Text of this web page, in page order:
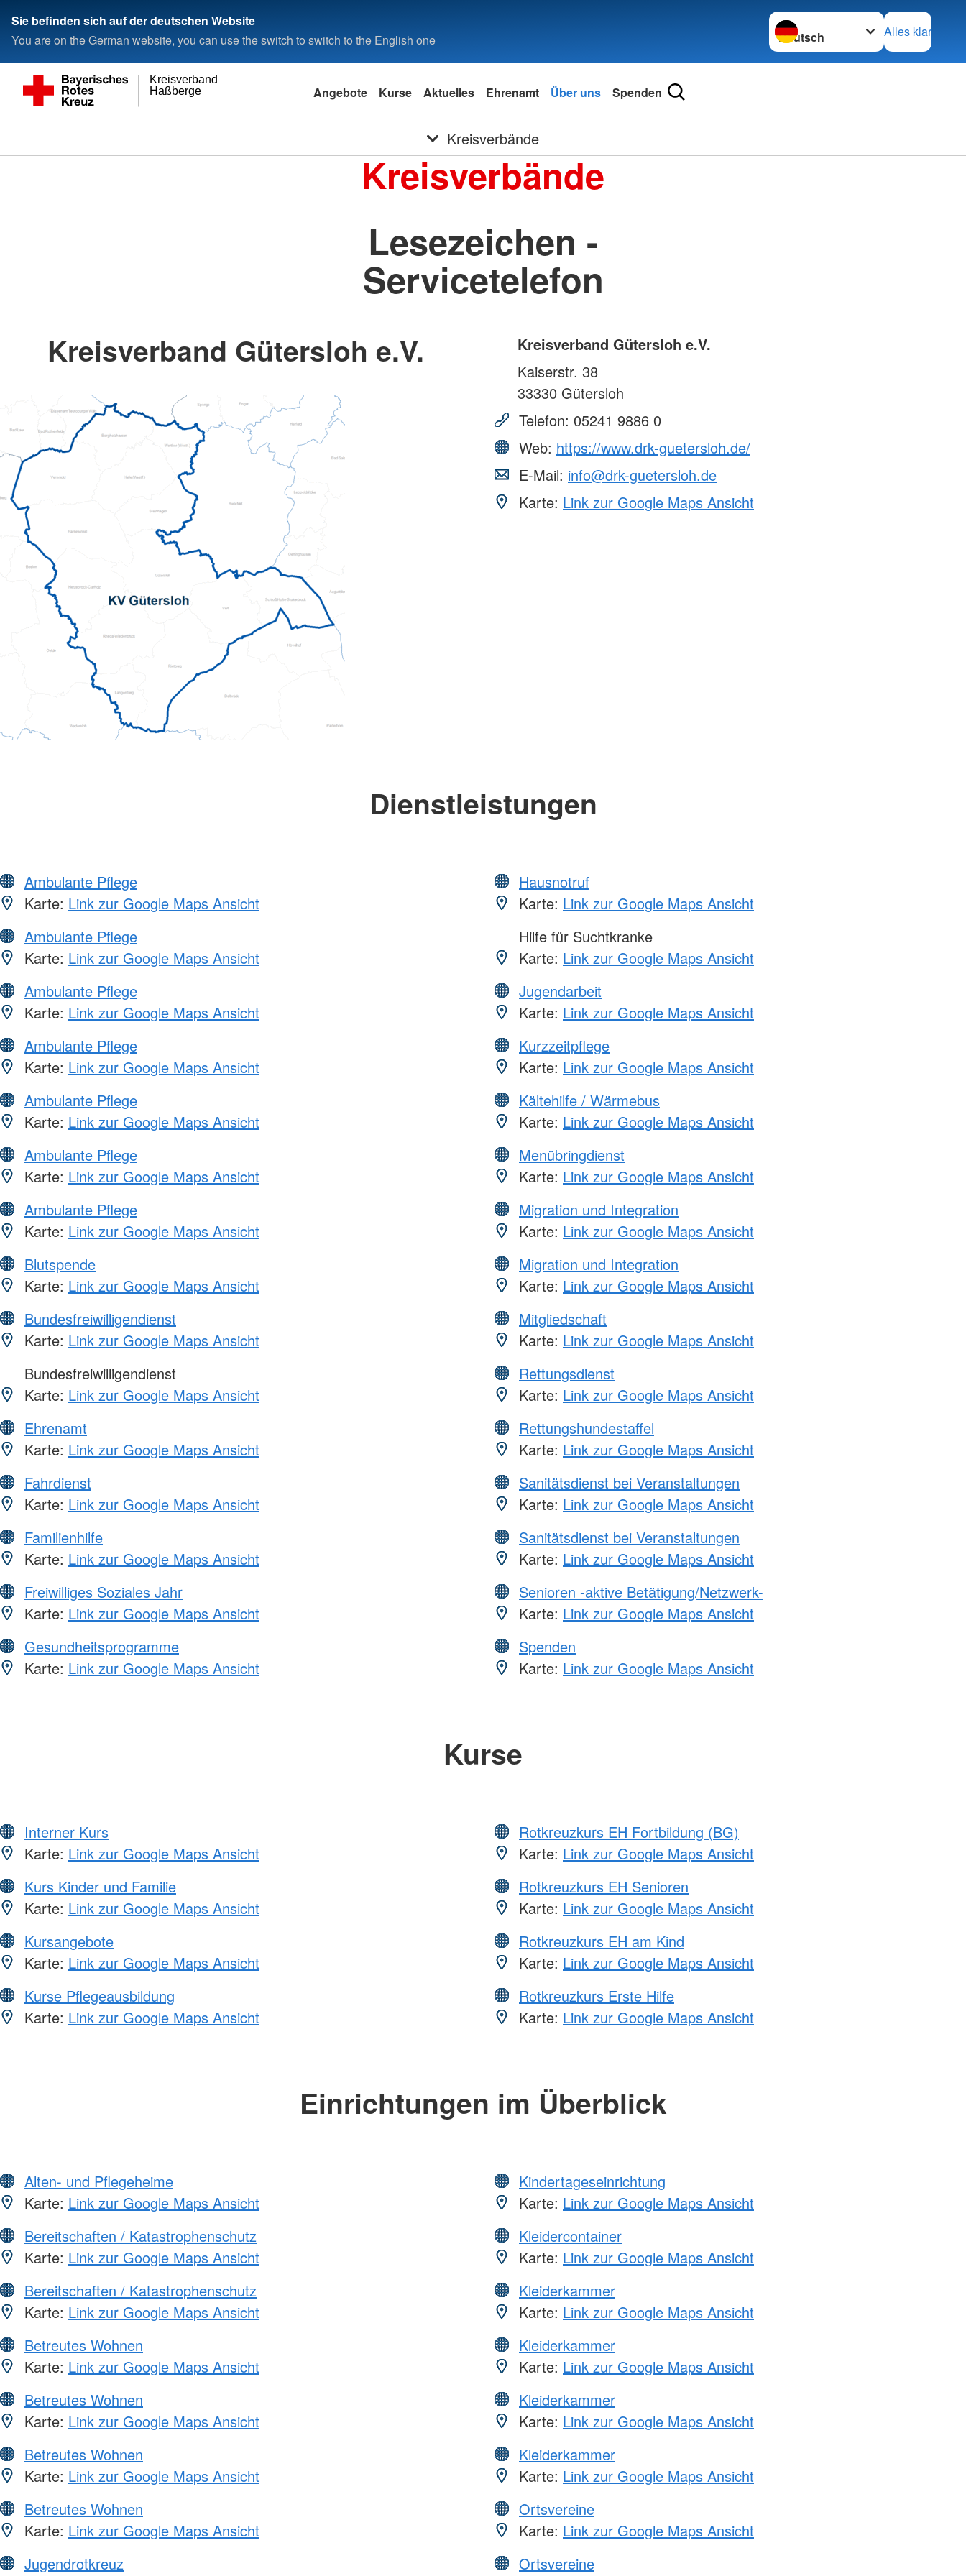
Sie befinden sich auf der deutschen Website
You are on the German website, you can use the switch to switch to the English one
Sprache wechseln zu
Alles klar
Haßberge
Kreisverband
Angebote Kurse Aktuelles Ehrenamt Über uns Spenden
Kreisverbände
Kreisverbände
Lesezeichen -
Servicetelefon
Kreisverband Gütersloh e.V.
Kreisverband Gütersloh e.V.
Kaiserstr. 38
33330 Gütersloh
Telefon: 05241 9886 0
Web: https://www.drk-guetersloh.de/
E-Mail: info@drk-guetersloh.de
Karte: Link zur Google Maps Ansicht
Dienstleistungen
Ambulante Pflege
Karte: Link zur Google Maps Ansicht
Ambulante Pflege
Karte: Link zur Google Maps Ansicht
Ambulante Pflege
Karte: Link zur Google Maps Ansicht
Ambulante Pflege
Karte: Link zur Google Maps Ansicht
Ambulante Pflege
Karte: Link zur Google Maps Ansicht
Ambulante Pflege
Karte: Link zur Google Maps Ansicht
Ambulante Pflege
Karte: Link zur Google Maps Ansicht
Blutspende
Karte: Link zur Google Maps Ansicht
Bundesfreiwilligendienst
Karte: Link zur Google Maps Ansicht
Bundesfreiwilligendienst
Karte: Link zur Google Maps Ansicht
Ehrenamt
Karte: Link zur Google Maps Ansicht
Fahrdienst
Karte: Link zur Google Maps Ansicht
Familienhilfe
Karte: Link zur Google Maps Ansicht
Freiwilliges Soziales Jahr
Karte: Link zur Google Maps Ansicht
Gesundheitsprogramme
Karte: Link zur Google Maps Ansicht
Hausnotruf
Karte: Link zur Google Maps Ansicht
Hilfe für Suchtkranke
Karte: Link zur Google Maps Ansicht
Jugendarbeit
Karte: Link zur Google Maps Ansicht
Kurzzeitpflege
Karte: Link zur Google Maps Ansicht
Kältehilfe / Wärmebus
Karte: Link zur Google Maps Ansicht
Menübringdienst
Karte: Link zur Google Maps Ansicht
Migration und Integration
Karte: Link zur Google Maps Ansicht
Migration und Integration
Karte: Link zur Google Maps Ansicht
Mitgliedschaft
Karte: Link zur Google Maps Ansicht
Rettungsdienst
Karte: Link zur Google Maps Ansicht
Rettungshundestaffel
Karte: Link zur Google Maps Ansicht
Sanitätsdienst bei Veranstaltungen
Karte: Link zur Google Maps Ansicht
Sanitätsdienst bei Veranstaltungen
Karte: Link zur Google Maps Ansicht
Senioren -aktive Betätigung/Netzwerk-
Karte: Link zur Google Maps Ansicht
Spenden
Karte: Link zur Google Maps Ansicht
Kurse
Interner Kurs
Karte: Link zur Google Maps Ansicht
Kurs Kinder und Familie
Karte: Link zur Google Maps Ansicht
Kursangebote
Karte: Link zur Google Maps Ansicht
Kurse Pflegeausbildung
Karte: Link zur Google Maps Ansicht
Rotkreuzkurs EH Fortbildung (BG)
Karte: Link zur Google Maps Ansicht
Rotkreuzkurs EH Senioren
Karte: Link zur Google Maps Ansicht
Rotkreuzkurs EH am Kind
Karte: Link zur Google Maps Ansicht
Rotkreuzkurs Erste Hilfe
Karte: Link zur Google Maps Ansicht
Einrichtungen im Überblick
Alten- und Pflegeheime
Karte: Link zur Google Maps Ansicht
Bereitschaften / Katastrophenschutz
Karte: Link zur Google Maps Ansicht
Bereitschaften / Katastrophenschutz
Karte: Link zur Google Maps Ansicht
Betreutes Wohnen
Karte: Link zur Google Maps Ansicht
Betreutes Wohnen
Karte: Link zur Google Maps Ansicht
Betreutes Wohnen
Karte: Link zur Google Maps Ansicht
Betreutes Wohnen
Karte: Link zur Google Maps Ansicht
Jugendrotkreuz
Kindertageseinrichtung
Karte: Link zur Google Maps Ansicht
Kleidercontainer
Karte: Link zur Google Maps Ansicht
Kleiderkammer
Karte: Link zur Google Maps Ansicht
Kleiderkammer
Karte: Link zur Google Maps Ansicht
Kleiderkammer
Karte: Link zur Google Maps Ansicht
Kleiderkammer
Karte: Link zur Google Maps Ansicht
Ortsvereine
Karte: Link zur Google Maps Ansicht
Ortsvereine